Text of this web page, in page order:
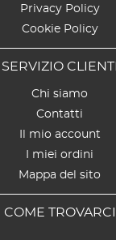
Privacy Policy
Cookie Policy
SERVIZIO CLIENTI
Chi siamo
Contatti
Il mio account
I miei ordini
Mappa del sito
COME TROVARCI